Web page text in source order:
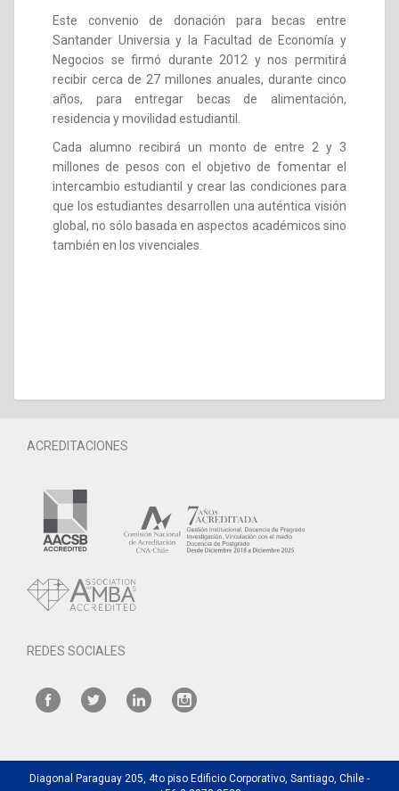
Este convenio de donación para becas entre
Santander Universia y la Facultad de Economía y
Negocios se firmó durante 2012 y nos permitirá
recibir cerca de 27 millones anuales, durante cinco
años, para entregar becas de alimentación,
residencia y movilidad estudiantil.
Cada alumno recibirá un monto de entre 2 y 3
millones de pesos con el objetivo de fomentar el
intercambio estudiantil y crear las condiciones para
que los estudiantes desarrollen una auténtica visión
global, no sólo basada en aspectos académicos sino
también en los vivenciales.
ACREDITACIONES
REDES SOCIALES
Diagonal Paraguay 205, 4to piso Edificio Corporativo, Santiago, Chile -